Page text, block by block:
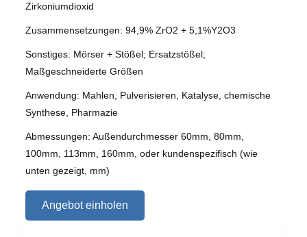
Zirkoniumdioxid
Zusammensetzungen: 94,9% ZrO2 + 5,1%Y2O3
Sonstiges: Mörser + Stößel; Ersatzstößel;
Maßgeschneiderte Größen
Anwendung: Mahlen, Pulverisieren, Katalyse, chemische
Synthese, Pharmazie
Abmessungen: Außendurchmesser 60mm, 80mm,
100mm, 113mm, 160mm, oder kundenspezifisch (wie
unten gezeigt, mm)
Angebot einholen